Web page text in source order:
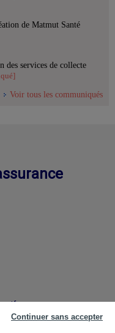
de Matmut Santé
des services de collecte
Voir tous les communiqués
Continuer sans accepter